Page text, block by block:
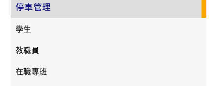
停車管理
學生
教職員
在職專班